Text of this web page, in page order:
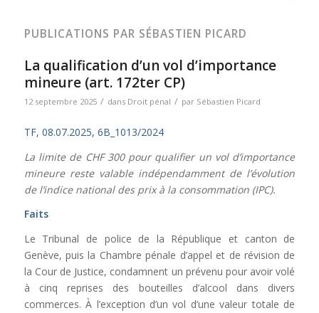
PUBLICATIONS PAR SÉBASTIEN PICARD
La qualification d’un vol d’importance
mineure (art. 172ter CP)
12 septembre 2025 / dans Droit pénal / par Sébastien Picard
TF, 08.07.2025, 6B_1013/2024
La limite de CHF 300 pour qualifier un vol d’importance
mineure reste valable indépendamment de l’évolution
de l’indice national des prix à la consommation (IPC).
Faits
Le Tribunal de police de la République et canton de
Genève, puis la Chambre pénale d’appel et de révision de
la Cour de Justice, condamnent un prévenu pour avoir volé
à cinq reprises des bouteilles d’alcool dans divers
commerces. À l’exception d’un vol d’une valeur totale de